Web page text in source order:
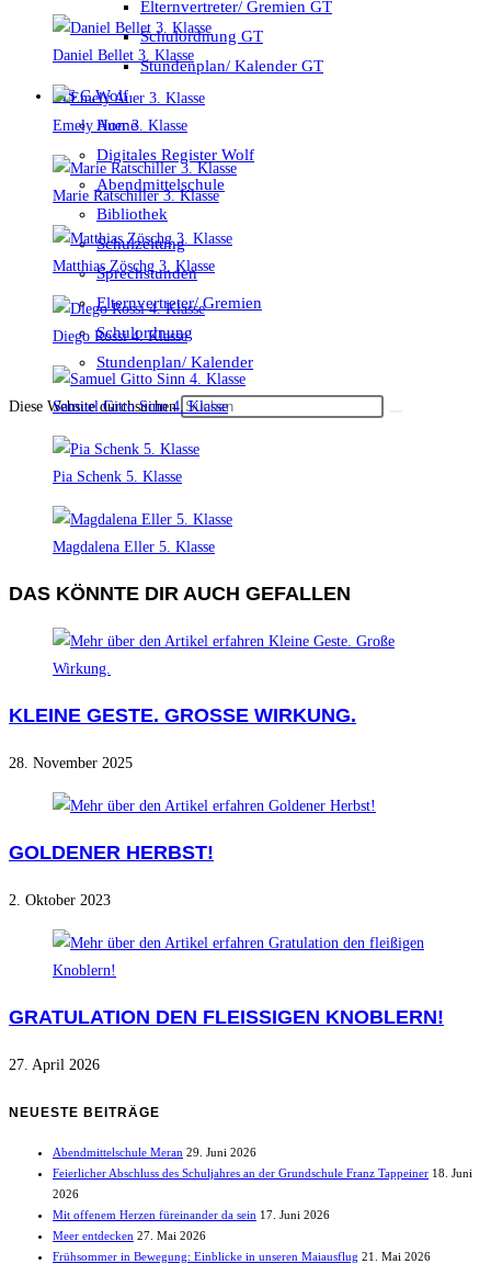
Elternvertreter/ Gremien GT
Schulordnung GT
Stundenplan/ Kalender GT
MS C.Wolf
Home
Digitales Register Wolf
Abendmittelschule
Bibliothek
Schulzeitung
Sprechstunden
Elternvertreter/ Gremien
Schulordnung
Stundenplan/ Kalender
Diese Website durchsuchen
Daniel Bellet 3. Klasse
Emely Auer 3. Klasse
Marie Ratschiller 3. Klasse
Matthias Zöschg 3. Klasse
Diego Rossi 4. Klasse
Samuel Gitto Sinn 4. Klasse
Pia Schenk 5. Klasse
Magdalena Eller 5. Klasse
DAS KÖNNTE DIR AUCH GEFALLEN
KLEINE GESTE. GROSSE WIRKUNG.
28. November 2025
GOLDENER HERBST!
2. Oktober 2023
GRATULATION DEN FLEISSIGEN KNOBLERN!
27. April 2026
NEUESTE BEITRÄGE
Abendmittelschule Meran 29. Juni 2026
Feierlicher Abschluss des Schuljahres an der Grundschule Franz Tappeiner 18. Juni
2026
Mit offenem Herzen füreinander da sein 17. Juni 2026
Meer entdecken 27. Mai 2026
Frühsommer in Bewegung: Einblicke in unseren Maiausflug 21. Mai 2026